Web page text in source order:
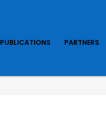
PUBLICATIONS PARTNERS